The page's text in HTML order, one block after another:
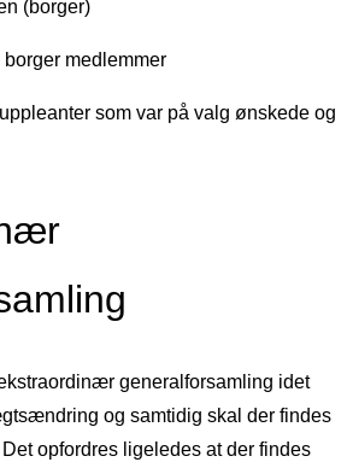
(borger)
medlemmer
som var på valg ønskede og
generalforsamling idet
og samtidig skal der findes
opfordres ligeledes at der findes